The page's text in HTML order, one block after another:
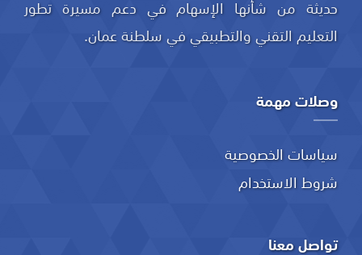
حديثة من شأنها الإسهام في دعم مسيرة تطور
التعليم التقني والتطبيقي في سلطنة عمان.
وصلات مهمة
سياسات الخصوصية
شروط الاستخدام
تواصل معنا